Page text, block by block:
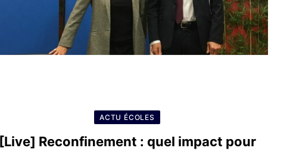
ACTU ÉCOLES
[Live] Reconfinement : quel impact pour